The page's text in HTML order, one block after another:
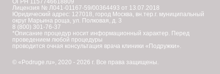
ОГРН 1157746618809
Лицензия № Л041-01167-59/00364493 от 13.07.2018
Юридический адрес: 127018, город Москва, вн.тер.г. муниципальный
округ Марьина роща, ул. Полковая, д. 3
8 (800) 301-76-37
*Описание процедур носит информационный характер. Перед
проведением любой процедуры
проводится очная консультация врача клиники «Подружки».
© «Podruge.ru», 2020 - 2026 г. Все права защищены.